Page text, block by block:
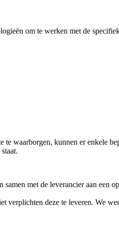
om te werken met de
waarborgen, kunnen er enkele
met de leverancier aan een
verplichten deze te leveren. We